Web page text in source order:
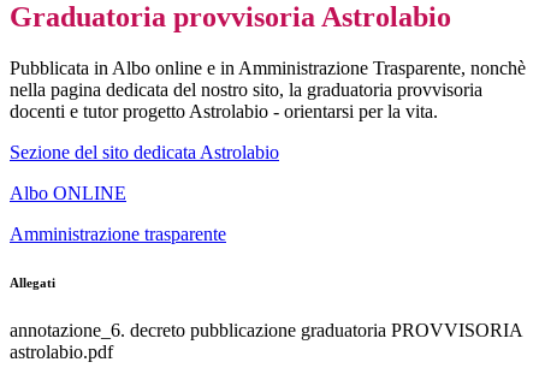
Graduatoria provvisoria Astrolabio
Pubblicata in Albo online e in Amministrazione Trasparente, nonchè
nella pagina dedicata del nostro sito, la graduatoria provvisoria
docenti e tutor progetto Astrolabio - orientarsi per la vita.
Sezione del sito dedicata Astrolabio
Albo ONLINE
Amministrazione trasparente
Allegati
annotazione_6. decreto pubblicazione graduatoria PROVVISORIA
astrolabio.pdf